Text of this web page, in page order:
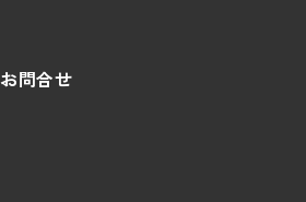
お問合せ